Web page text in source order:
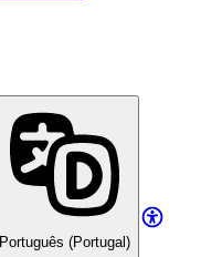
Português (Portugal)